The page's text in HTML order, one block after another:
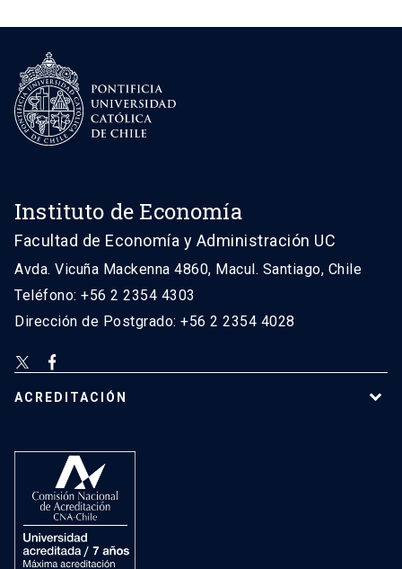
Instituto de Economía
Facultad de Economía y Administración UC
Avda. Vicuña Mackenna 4860, Macul. Santiago, Chile
Teléfono: +56 2 2354 4303
Dirección de Postgrado: +56 2 2354 4028
ACREDITACIÓN